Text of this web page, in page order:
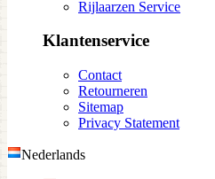
Rijlaarzen Service
Klantenservice
Contact
Retourneren
Sitemap
Privacy Statement
Nederlands